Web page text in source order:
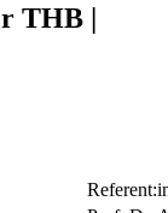
THB |